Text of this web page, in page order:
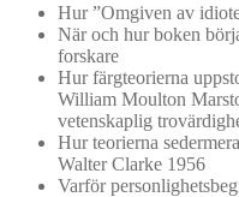
Hur ”Omgiven av
När och hur boken
forskare
Hur färgteorierna
William Moulton
vetenskaplig
Hur teorierna
Walter Clarke 1956
Varför